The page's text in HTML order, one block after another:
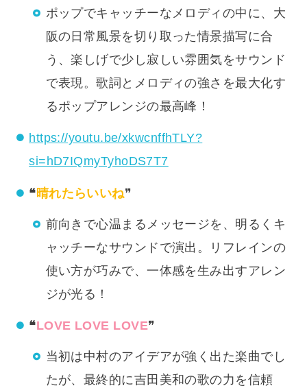
ポップでキャッチーなメロディの中に、大
阪の日常風景を切り取った情景描写に合
う、楽しげで少し寂しい雰囲気をサウンド
で表現。歌詞とメロディの強さを最大化す
るポップアレンジの最高峰！
https://youtu.be/xkwcnffhTLY?
si=hD7IQmyTyhoDS7T7
❝ 晴れたらいいね❞
前向きで心温まるメッセージを、明るくキ
ャッチーなサウンドで演出。リフレインの
使い方が巧みで、一体感を生み出すアレン
ジが光る！
❝LOVE LOVE LOVE❞
当初は中村のアイデアが強く出た楽曲でし
たが、最終的に吉田美和の歌の力を信頼